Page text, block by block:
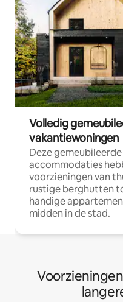
Volledig
vakantiewoningen
Deze gemeubileerde
accommodaties
voorzieningen van
rustige berghutten
handige
midden in de stad.